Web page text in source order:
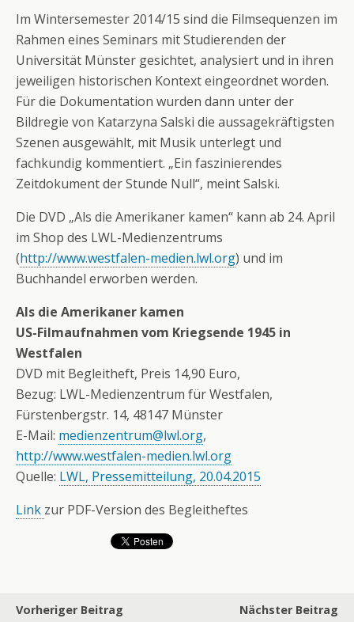
Im Wintersemester 2014/15 sind die Filmsequenzen im
Rahmen eines Seminars mit Studierenden der
Universität Münster gesichtet, analysiert und in ihren
jeweiligen historischen Kontext eingeordnet worden.
Für die Dokumentation wurden dann unter der
Bildregie von Katarzyna Salski die aussagekräftigsten
Szenen ausgewählt, mit Musik unterlegt und
fachkundig kommentiert. „Ein faszinierendes
Zeitdokument der Stunde Null“, meint Salski.
Die DVD „Als die Amerikaner kamen“ kann ab 24. April
im Shop des LWL-Medienzentrums
(http://www.westfalen-medien.lwl.org) und im
Buchhandel erworben werden.
Als die Amerikaner kamen
US-Filmaufnahmen vom Kriegsende 1945 in
Westfalen
DVD mit Begleitheft, Preis 14,90 Euro,
Bezug: LWL-Medienzentrum für Westfalen,
Fürstenbergstr. 14, 48147 Münster
E-Mail: medienzentrum@lwl.org,
http://www.westfalen-medien.lwl.org
Quelle: LWL, Pressemitteilung, 20.04.2015
Link zur PDF-Version des Begleitheftes
Vorheriger Beitrag
Nächster Beitrag